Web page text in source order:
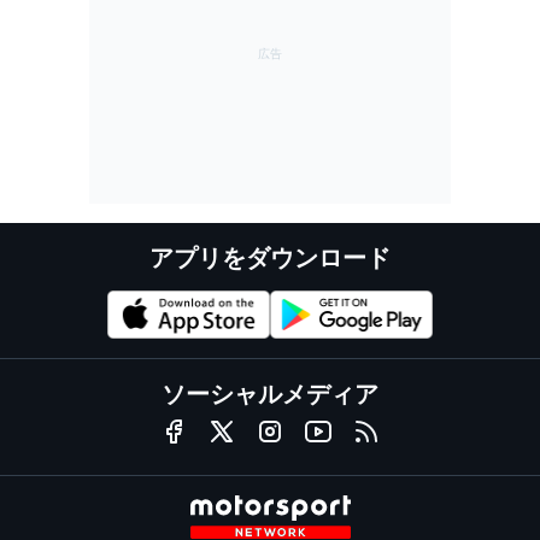
アプリをダウンロード
ソーシャルメディア